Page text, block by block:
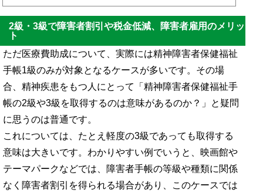
も、重度の障害者では障害者医療費助成制度を利用できます。重度障害者医療証
（障害者医療証）を交付してもらうことにより、ほとんど医療費の支払いなしに障
害者は医療を受けることができるのです。この制度により、薬代や訪問看護を含め
ではありません。それでは、どのように障害者医療費助成制...
2級・3級で障害者割引や税金低減、障害者雇用のメリッ
ト
ただ医療費助成について、実際には精神障害者保健福祉
手帳1級のみが対象となるケースが多いです。その場
合、精神疾患をもつ人にとって「精神障害者保健福祉手
帳の2級や3級を取得するのは意味があるのか？」と疑問
に思うのは普通です。
これについては、たとえ軽度の3級であっても取得する
意味は大きいです。わかりやすい例でいうと、映画館や
テーマパークなどでは、障害者手帳の等級や種類に関係
なく障害者割引を得られる場合があり、このケースでは